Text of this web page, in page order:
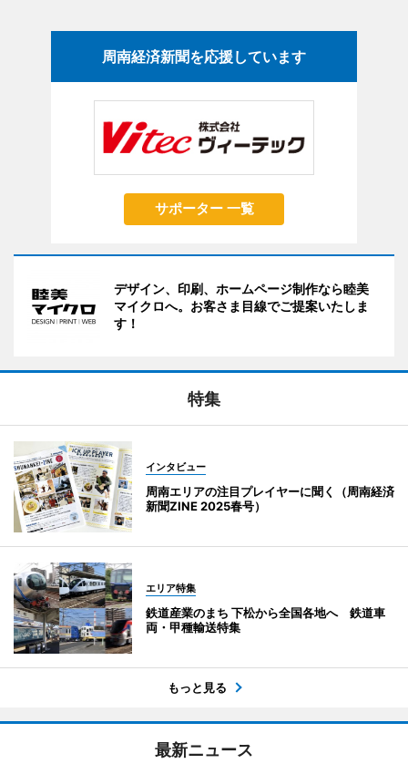
周南経済新聞を応援しています
サポーター 一覧
デザイン、印刷、ホームページ制作なら睦美
マイクロへ。お客さま目線でご提案いたしま
す！
特集
インタビュー
周南エリアの注目プレイヤーに聞く（周南経済
新聞ZINE 2025春号）
エリア特集
鉄道産業のまち 下松から全国各地へ 鉄道車
両・甲種輸送特集
もっと見る
最新ニュース